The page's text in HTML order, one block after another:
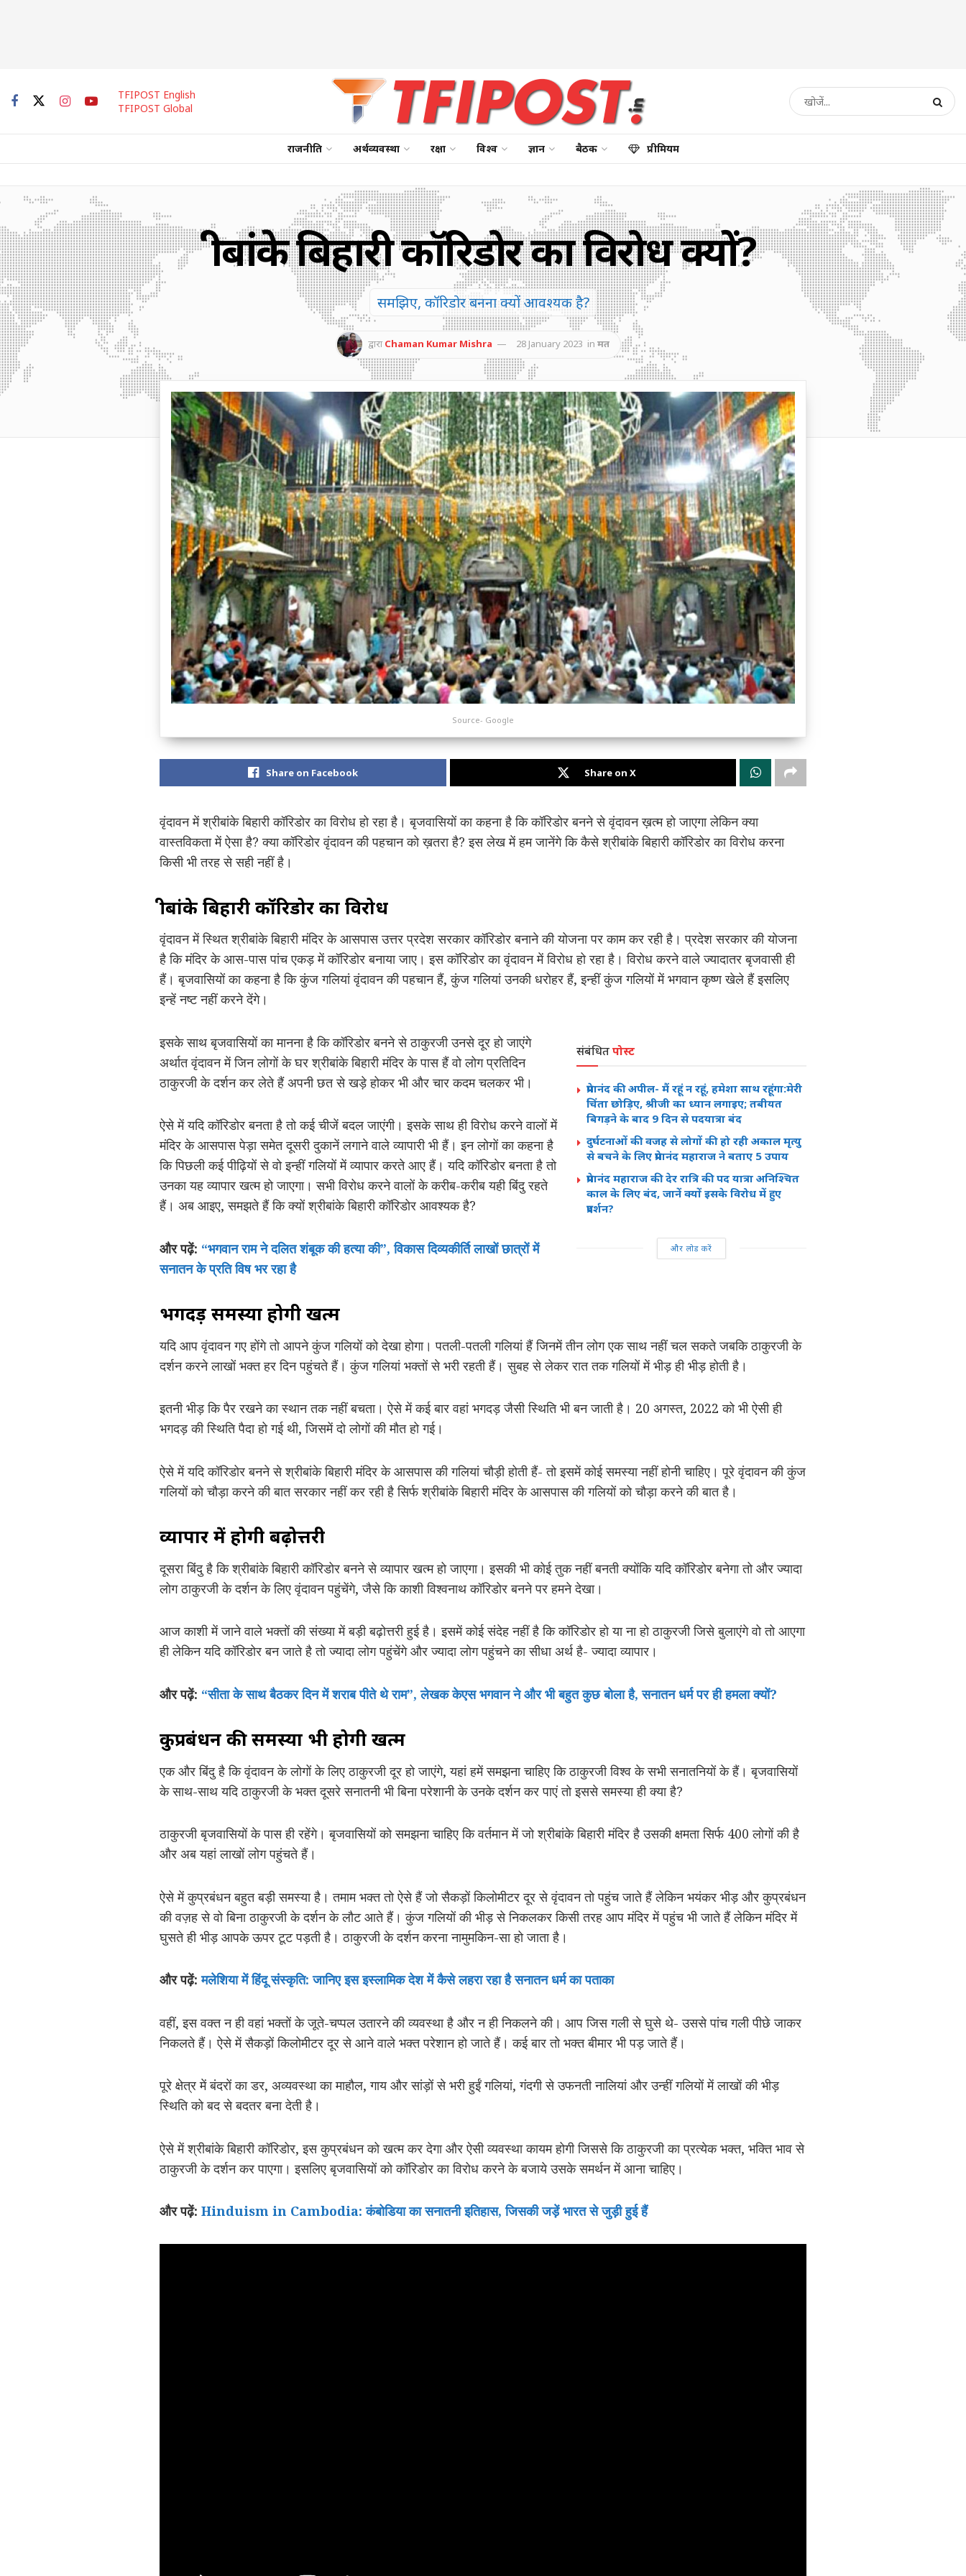
TFIPOST English
TFIPOST Global
राजनीति अर्थव्यवस्था रक्षा विश्व ज्ञान बैठक प्रीमियम
श्रीबांके बिहारी कॉरिडोर का विरोध क्यों?
समझिए, कॉरिडोर बनना क्यों आवश्यक है?
द्वारा Chaman Kumar Mishra 28 January 2023 in मत
Source- Google
Share on Facebook Share on X
वृंदावन में श्रीबांके बिहारी कॉरिडोर का विरोध हो रहा है। बृजवासियों का कहना है कि कॉरिडोर बनने से वृंदावन ख़त्म हो जाएगा लेकिन क्या
वास्तविकता में ऐसा है? क्या कॉरिडोर वृंदावन की पहचान को ख़तरा है? इस लेख में हम जानेंगे कि कैसे श्रीबांके बिहारी कॉरिडोर का विरोध करना
किसी भी तरह से सही नहीं है।
श्रीबांके बिहारी कॉरिडोर का विरोध
वृंदावन में स्थित श्रीबांके बिहारी मंदिर के आसपास उत्तर प्रदेश सरकार कॉरिडोर बनाने की योजना पर काम कर रही है। प्रदेश सरकार की योजना
है कि मंदिर के आस-पास पांच एकड़ में कॉरिडोर बनाया जाए। इस कॉरिडोर का वृंदावन में विरोध हो रहा है। विरोध करने वाले ज्यादातर बृजवासी ही
हैं। बृजवासियों का कहना है कि कुंज गलियां वृंदावन की पहचान हैं, कुंज गलियां उनकी धरोहर हैं, इन्हीं कुंज गलियों में भगवान कृष्ण खेले हैं इसलिए
इन्हें नष्ट नहीं करने देंगे।
संबंधितपोस्ट
प्रेमानंद की अपील- मैं रहूं न रहूं, हमेशा साथ रहूंगा:मेरी
चिंता छोड़िए, श्रीजी का ध्यान लगाइए; तबीयत
बिगड़ने के बाद 9 दिन से पदयात्रा बंद
दुर्घटनाओं की वजह से लोगों की हो रही अकाल मृत्यु
से बचने के लिए प्रेमानंद महाराज ने बताए 5 उपाय
प्रेमानंद महाराज की देर रात्रि की पद यात्रा अनिश्चित
काल के लिए बंद, जानें क्यों इसके विरोध में हुए
प्रदर्शन?
और लोड करें
इसके साथ बृजवासियों का मानना है कि कॉरिडोर बनने से ठाकुरजी उनसे दूर हो जाएंगे
अर्थात वृंदावन में जिन लोगों के घर श्रीबांके बिहारी मंदिर के पास हैं वो लोग प्रतिदिन
ठाकुरजी के दर्शन कर लेते हैं अपनी छत से खड़े होकर भी और चार कदम चलकर भी।
ऐसे में यदि कॉरिडोर बनता है तो कई चीजें बदल जाएंगी। इसके साथ ही विरोध करने वालों में
मंदिर के आसपास पेड़ा समेत दूसरी दुकानें लगाने वाले व्यापारी भी हैं। इन लोगों का कहना है
कि पिछली कई पीढ़ियों से वो इन्हीं गलियों में व्यापार करते आए हैं। यदि कॉरिडोर बनता है तो
उनका यह व्यापार खत्म हो जाएगा। सभी विरोध करने वालों के करीब-करीब यही बिंदु रहते
हैं। अब आइए, समझते हैं कि क्यों श्रीबांके बिहारी कॉरिडोर आवश्यक है?
और पढ़ें: “भगवान राम ने दलित शंबूक की हत्या की”, विकास दिव्यकीर्ति लाखों छात्रों में
सनातन के प्रति विष भर रहा है
भगदड़ समस्या होगी खत्म
यदि आप वृंदावन गए होंगे तो आपने कुंज गलियों को देखा होगा। पतली-पतली गलियां हैं जिनमें तीन लोग एक साथ नहीं चल सकते जबकि ठाकुरजी के
दर्शन करने लाखों भक्त हर दिन पहुंचते हैं। कुंज गलियां भक्तों से भरी रहती हैं। सुबह से लेकर रात तक गलियों में भीड़ ही भीड़ होती है।
इतनी भीड़ कि पैर रखने का स्थान तक नहीं बचता। ऐसे में कई बार वहां भगदड़ जैसी स्थिति भी बन जाती है। 20 अगस्त, 2022 को भी ऐसी ही
भगदड़ की स्थिति पैदा हो गई थी, जिसमें दो लोगों की मौत हो गई।
ऐसे में यदि कॉरिडोर बनने से श्रीबांके बिहारी मंदिर के आसपास की गलियां चौड़ी होती हैं- तो इसमें कोई समस्या नहीं होनी चाहिए। पूरे वृंदावन की कुंज
गलियों को चौड़ा करने की बात सरकार नहीं कर रही है सिर्फ श्रीबांके बिहारी मंदिर के आसपास की गलियों को चौड़ा करने की बात है।
व्यापार में होगी बढ़ोत्तरी
दूसरा बिंदु है कि श्रीबांके बिहारी कॉरिडोर बनने से व्यापार खत्म हो जाएगा। इसकी भी कोई तुक नहीं बनती क्योंकि यदि कॉरिडोर बनेगा तो और ज्यादा
लोग ठाकुरजी के दर्शन के लिए वृंदावन पहुंचेंगे, जैसे कि काशी विश्वनाथ कॉरिडोर बनने पर हमने देखा।
आज काशी में जाने वाले भक्तों की संख्या में बड़ी बढ़ोत्तरी हुई है। इसमें कोई संदेह नहीं है कि कॉरिडोर हो या ना हो ठाकुरजी जिसे बुलाएंगे वो तो आएगा
ही लेकिन यदि कॉरिडोर बन जाते है तो ज्यादा लोग पहुंचेंगे और ज्यादा लोग पहुंचने का सीधा अर्थ है- ज्यादा व्यापार।
और पढ़ें: “सीता के साथ बैठकर दिन में शराब पीते थे राम”, लेखक केएस भगवान ने और भी बहुत कुछ बोला है, सनातन धर्म पर ही हमला क्यों?
कुप्रबंधन की समस्या भी होगी खत्म
एक और बिंदु है कि वृंदावन के लोगों के लिए ठाकुरजी दूर हो जाएंगे, यहां हमें समझना चाहिए कि ठाकुरजी विश्व के सभी सनातनियों के हैं। बृजवासियों
के साथ-साथ यदि ठाकुरजी के भक्त दूसरे सनातनी भी बिना परेशानी के उनके दर्शन कर पाएं तो इससे समस्या ही क्या है?
ठाकुरजी बृजवासियों के पास ही रहेंगे। बृजवासियों को समझना चाहिए कि वर्तमान में जो श्रीबांके बिहारी मंदिर है उसकी क्षमता सिर्फ 400 लोगों की है
और अब यहां लाखों लोग पहुंचते हैं।
ऐसे में कुप्रबंधन बहुत बड़ी समस्या है। तमाम भक्त तो ऐसे हैं जो सैकड़ों किलोमीटर दूर से वृंदावन तो पहुंच जाते हैं लेकिन भयंकर भीड़ और कुप्रबंधन
की वज़ह से वो बिना ठाकुरजी के दर्शन के लौट आते हैं। कुंज गलियों की भीड़ से निकलकर किसी तरह आप मंदिर में पहुंच भी जाते हैं लेकिन मंदिर में
घुसते ही भीड़ आपके ऊपर टूट पड़ती है। ठाकुरजी के दर्शन करना नामुमकिन-सा हो जाता है।
और पढ़ें:मलेशिया में हिंदू संस्कृति: जानिए इस इस्लामिक देश में कैसे लहरा रहा है सनातन धर्म का पताका
वहीं, इस वक्त न ही वहां भक्तों के जूते-चप्पल उतारने की व्यवस्था है और न ही निकलने की। आप जिस गली से घुसे थे- उससे पांच गली पीछे जाकर
निकलते हैं। ऐसे में सैकड़ों किलोमीटर दूर से आने वाले भक्त परेशान हो जाते हैं। कई बार तो भक्त बीमार भी पड़ जाते हैं।
पूरे क्षेत्र में बंदरों का डर, अव्यवस्था का माहौल, गाय और सांड़ों से भरी हुईं गलियां, गंदगी से उफनती नालियां और उन्हीं गलियों में लाखों की भीड़
स्थिति को बद से बदतर बना देती है।
ऐसे में श्रीबांके बिहारी कॉरिडोर, इस कुप्रबंधन को खत्म कर देगा और ऐसी व्यवस्था कायम होगी जिससे कि ठाकुरजी का प्रत्येक भक्त, भक्ति भाव से
ठाकुरजी के दर्शन कर पाएगा। इसलिए बृजवासियों को कॉरिडोर का विरोध करने के बजाये उसके समर्थन में आना चाहिए।
और पढ़ें: Hinduism in Cambodia: कंबोडिया का सनातनी इतिहास, जिसकी जड़ें भारत से जुड़ी हुई हैं